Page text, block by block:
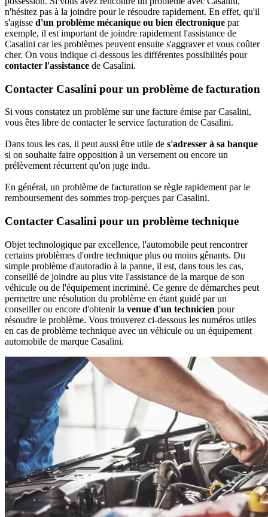
n'hésitez pas à la joindre pour le résoudre rapidement. En effet, qu'il
s'agisse d'un problème mécanique ou bien électronique par
exemple, il est important de joindre rapidement l'assistance de
Casalini car les problèmes peuvent ensuite s'aggraver et vous coûter
cher. On vous indique ci-dessous les différentes possibilités pour
contacter l'assistance de Casalini.
Contacter Casalini pour un problème de facturation
Si vous constatez un problème sur une facture émise par Casalini,
vous êtes libre de contacter le service facturation de Casalini.
Dans tous les cas, il peut aussi être utile de s'adresser à sa banque
si on souhaite faire opposition à un versement ou encore un
prélèvement récurrent qu'on juge indu.
En général, un problème de facturation se règle rapidement par le
remboursement des sommes trop-perçues par Casalini.
Contacter Casalini pour un problème technique
Objet technologique par excellence, l'automobile peut rencontrer
certains problèmes d'ordre technique plus ou moins gênants. Du
simple problème d'autoradio à la panne, il est, dans tous les cas,
conseillé de joindre au plus vite l'assistance de la marque de son
véhicule ou de l'équipement incriminé. Ce genre de démarches peut
permettre une résolution du problème en étant guidé par un
conseiller ou encore d'obtenir la venue d'un technicien pour
résoudre le problème. Vous trouverez ci-dessous les numéros utiles
en cas de problème technique avec un véhicule ou un équipement
automobile de marque Casalini.